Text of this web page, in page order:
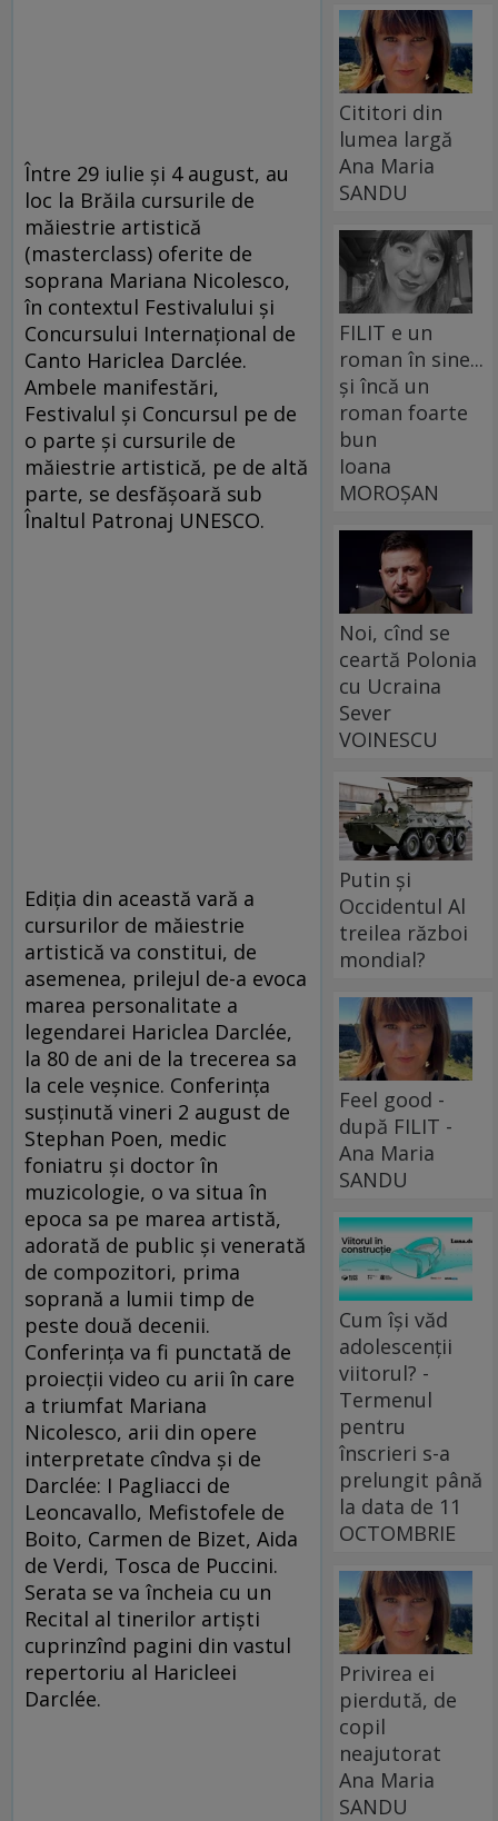
Între 29 iulie și 4 august, au
loc la Brăila cursurile de
măiestrie artistică
(masterclass) oferite de
soprana Mariana Nicolesco,
în contextul Festivalului şi
Concursului Internaţional de
Canto Hariclea Darclée.
Ambele manifestări,
Festivalul și Concursul pe de
o parte și cursurile de
măiestrie artistică, pe de altă
parte, se desfășoară sub
Înaltul Patronaj UNESCO.
Ediția din această vară a
cursurilor de măiestrie
artistică va constitui, de
asemenea, prilejul de-a evoca
marea personalitate a
legendarei Hariclea Darclée,
la 80 de ani de la trecerea sa
la cele veşnice. Conferinţa
susţinută vineri 2 august de
Stephan Poen, medic
foniatru și doctor în
muzicologie, o va situa în
epoca sa pe marea artistă,
adorată de public şi venerată
de compozitori, prima
soprană a lumii timp de
peste două decenii.
Conferinţa va fi punctată de
proiecţii video cu arii în care
a triumfat Mariana
Nicolesco, arii din opere
interpretate cîndva şi de
Darclée: I Pagliacci de
Leoncavallo, Mefistofele de
Boito, Carmen de Bizet, Aida
de Verdi, Tosca de Puccini.
Serata se va încheia cu un
Recital al tinerilor artişti
cuprinzînd pagini din vastul
repertoriu al Haricleei
Darclée.
Cititori din
lumea largă
Ana Maria
SANDU
FILIT e un
roman în sine...
și încă un
roman foarte
bun
Ioana
MOROȘAN
Noi, cînd se
ceartă Polonia
cu Ucraina
Sever
VOINESCU
Putin și
Occidentul Al
treilea război
mondial?
Feel good -
după FILIT -
Ana Maria
SANDU
Cum își văd
adolescenții
viitorul? -
Termenul
pentru
înscrieri s-a
prelungit până
la data de 11
OCTOMBRIE
Privirea ei
pierdută, de
copil
neajutorat
Ana Maria
SANDU